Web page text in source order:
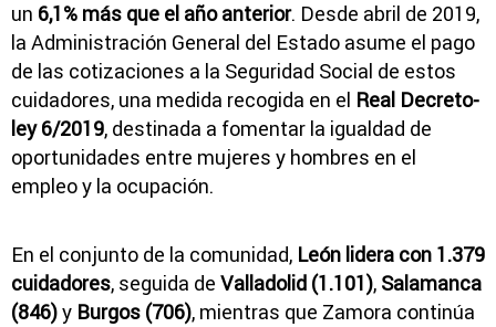
un 6,1% más que el año anterior. Desde abril de 2019,
la Administración General del Estado asume el pago
de las cotizaciones a la Seguridad Social de estos
cuidadores, una medida recogida en el Real Decreto-
ley 6/2019, destinada a fomentar la igualdad de
oportunidades entre mujeres y hombres en el
empleo y la ocupación.
En el conjunto de la comunidad, León lidera con 1.379
cuidadores, seguida de Valladolid (1.101), Salamanca
(846)y Burgos (706), mientras que Zamora continúa